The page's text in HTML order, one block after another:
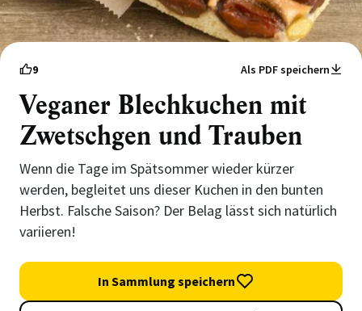
9 Als PDF speichern
Veganer Blechkuchen mit
Zwetschgen und Trauben
Wenn die Tage im Spätsommer wieder kürzer
werden, begleitet uns dieser Kuchen in den bunten
Herbst. Falsche Saison? Der Belag lässt sich natürlich
variieren!
In Sammlung speichern